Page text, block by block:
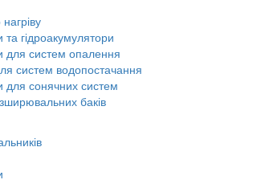
гідроакумулятори
для систем опалення
систем водопостачання
для сонячних систем
баків